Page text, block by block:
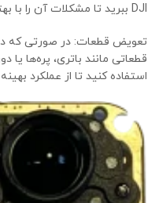
DJI ببرید تا مشکلات آن را با بهترین روش ممکن برطرف کنند.
استفاده کنید تا از عملکرد